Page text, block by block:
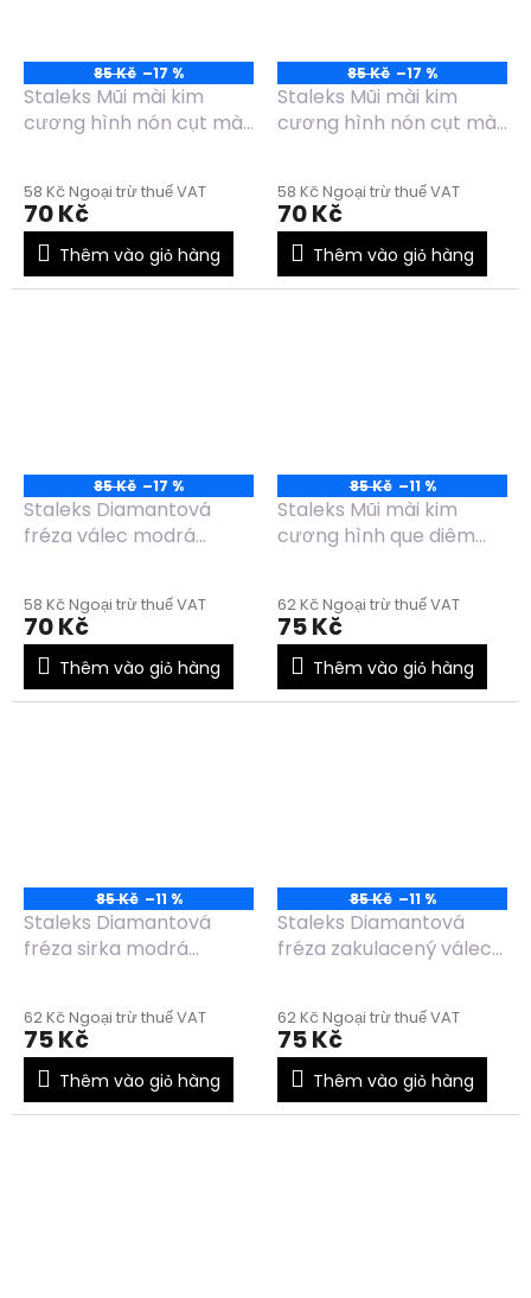
85 Kč –17 %
Staleks Mũi mài kim
cương hình nón cụt màu
58 Kč Ngoại trừ thuế VAT
70 Kč
Thêm vào giỏ hàng
85 Kč –17 %
Staleks Mũi mài kim
cương hình nón cụt màu
58 Kč Ngoại trừ thuế VAT
70 Kč
Thêm vào giỏ hàng
85 Kč –17 %
Staleks Diamantová
fréza válec modrá
58 Kč Ngoại trừ thuế VAT
70 Kč
Thêm vào giỏ hàng
85 Kč –11 %
Staleks Mũi mài kim
cương hình que diêm
62 Kč Ngoại trừ thuế VAT
75 Kč
Thêm vào giỏ hàng
85 Kč –11 %
Staleks Diamantová
fréza sirka modrá
62 Kč Ngoại trừ thuế VAT
75 Kč
Thêm vào giỏ hàng
85 Kč –11 %
Staleks Diamantová
fréza zakulacený válec
62 Kč Ngoại trừ thuế VAT
75 Kč
Thêm vào giỏ hàng